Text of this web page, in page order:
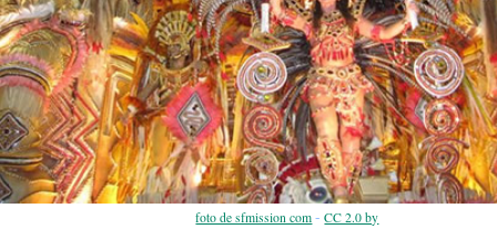
foto de sfmission com -CC 2.0 by